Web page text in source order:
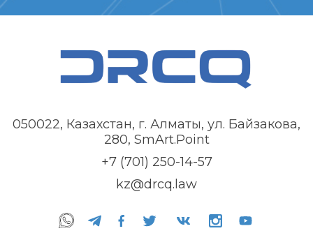
050022, Казахстан, г. Алматы, ул. Байзакова,
280, SmArt.Point
+7 (701) 250-14-57
kz@drcq.law